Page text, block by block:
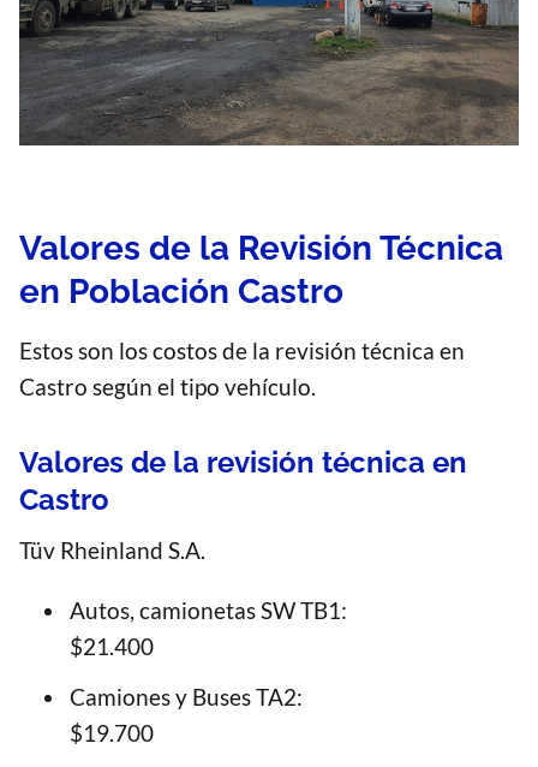
Valores de la Revisión Técnica
en Población Castro
Estos son los costos de la revisión técnica en
Castro según el tipo vehículo.
Valores de la revisión técnica en
Castro
Tüv Rheinland S.A.
Autos, camionetas SW TB1:
$21.400
Camiones y Buses TA2:
$19.700